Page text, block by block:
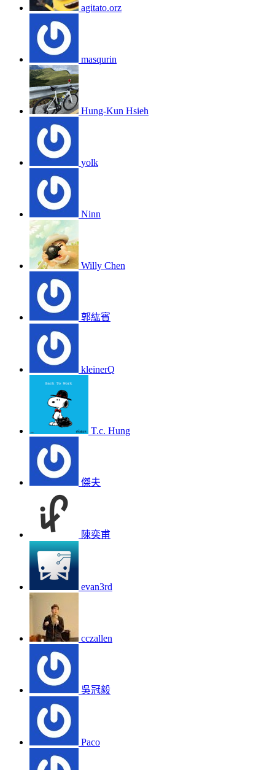
agitato.orz
masqurin
Hung-Kun Hsieh
yolk
Ninn
Willy Chen
郭紘賓
kleinerQ
T.c. Hung
傑夫
陳奕甫
evan3rd
cczallen
吳冠毅
Paco